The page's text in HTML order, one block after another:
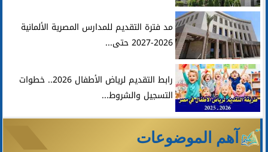
مد فترة التقديم للمدارس المصرية الألمانية
2026-2027 حتى...
رابط التقديم لرياض الأطفال 2026.. خطوات
التسجيل والشروط...
آهم الموضوعات